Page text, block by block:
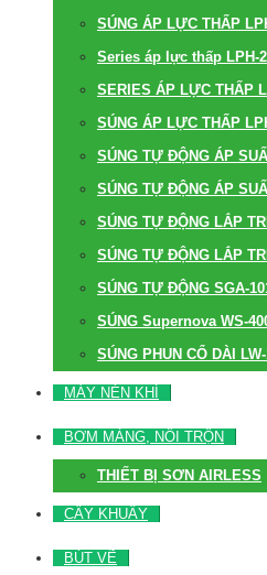
SÚNG ÁP LỰC THẤP
Series áp lực thấp LPH-
SERIES ÁP LỰC THẤP
SÚNG ÁP LỰC THẤP
SÚNG TỰ ĐỘNG ÁP
SÚNG TỰ ĐỘNG ÁP
SÚNG TỰ ĐỘNG LẮP
SÚNG TỰ ĐỘNG LẮP
SÚNG TỰ ĐỘNG SGA-
SÚNG Supernova WS-
SÚNG PHUN CỔ DÀI
MÁY NÉN KHÍ
BƠM MÀNG, NỒI TRỘN
THIẾT BỊ SƠN AIRLESS
CÂY KHUẤY
BÚT VẼ